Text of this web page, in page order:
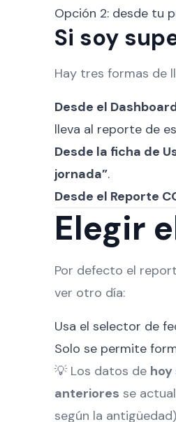
Opción 2: desde tu
Si soy
Hay tres formas de
Desde el
lleva al reporte de
Desde la ficha de
jornada”.
Desde el Reporte
Elegir
Por defecto el
ver otro día:
Usa el selector de
Solo se permite
💡 Los datos de
anteriores se
según la